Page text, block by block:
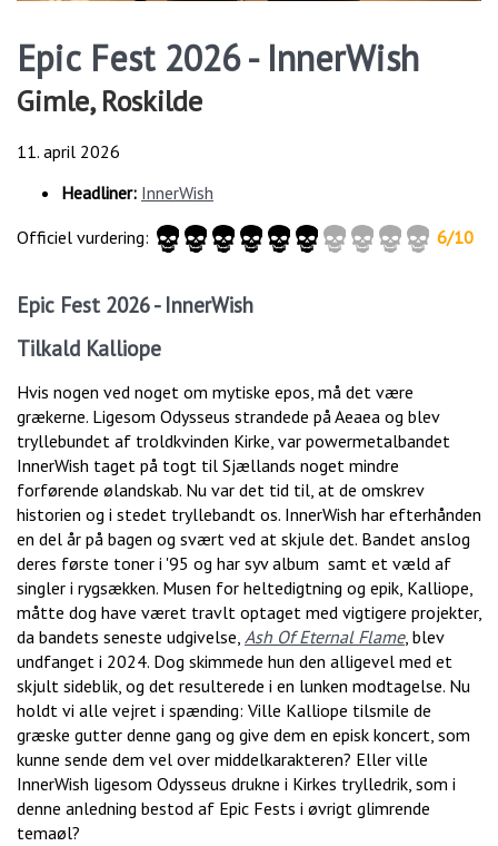
Epic Fest 2026 - InnerWish
Gimle, Roskilde
11. april 2026
Headliner: InnerWish
Officiel vurdering:
6/10
Epic Fest 2026 - InnerWish
Tilkald Kalliope
Hvis nogen ved noget om mytiske epos, må det være
grækerne. Ligesom Odysseus strandede på Aeaea og blev
tryllebundet af troldkvinden Kirke, var powermetalbandet
InnerWish taget på togt til Sjællands noget mindre
forførende ølandskab. Nu var det tid til, at de omskrev
historien og i stedet tryllebandt os. InnerWish har efterhånden
en del år på bagen og svært ved at skjule det. Bandet anslog
deres første toner i '95 og har syv album samt et væld af
singler i rygsækken. Musen for heltedigtning og epik, Kalliope,
måtte dog have været travlt optaget med vigtigere projekter,
da bandets seneste udgivelse, Ash Of Eternal Flame, blev
undfanget i 2024. Dog skimmede hun den alligevel med et
skjult sideblik, og det resulterede i en lunken modtagelse. Nu
holdt vi alle vejret i spænding: Ville Kalliope tilsmile de
græske gutter denne gang og give dem en episk koncert, som
kunne sende dem vel over middelkarakteren? Eller ville
InnerWish ligesom Odysseus drukne i Kirkes trylledrik, som i
denne anledning bestod af Epic Fests i øvrigt glimrende
temaøl?